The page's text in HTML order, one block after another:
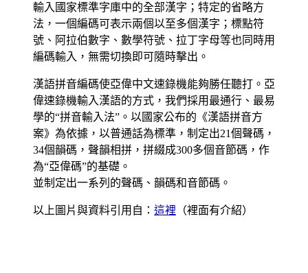
輸入國家標準字庫中的全部漢字；特定的省略方
法，一個編碼可表示兩個以至多個漢字；標點符
號、阿拉伯數字、數學符號、拉丁字母等也同時用
編碼輸入，無需切換即可隨時擊出。
漢語拼音編碼使亞偉中文速錄機能夠勝任聽打。亞
偉速錄機輸入漢語的方式，我們採用最通行、最易
學的“拼音輸入法”。以國家公布的《漢語拼音方
案》為依據，以普通話為標準，制定出21個聲碼，
34個韻碼，聲韻相拼，拼綴成300多個音節碼，作
為“亞偉碼”的基礎。
並制定出一系列的聲碼、韻碼和音節碼。
以上圖片與資料引用自： 這裡 （裡面有介紹）